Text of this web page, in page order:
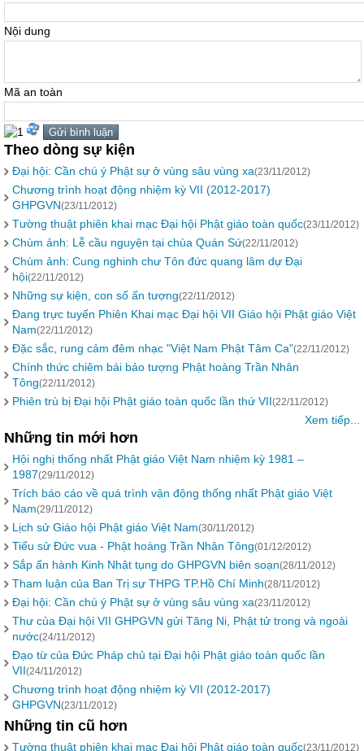
Nội dung
Mã an toàn
Theo dòng sự kiện
Đại hội: Cần chú ý Phật sự ở vùng sâu vùng xa(23/11/2012)
Chương trình hoạt động nhiệm kỳ VII (2012-2017)
GHPGVN(23/11/2012)
Tường thuật phiên khai mạc Đại hội Phật giáo toàn quốc(23/11/2012)
Chùm ảnh: Lễ cầu nguyện tại chùa Quán Sứ(22/11/2012)
Chùm ảnh: Cung nghinh chư Tôn đức quang lâm dự Đại
hội(22/11/2012)
Những sự kiện, con số ấn tượng(22/11/2012)
Đang trực tuyến Phiên Khai mạc Đại hội VII Giáo hội Phật giáo Việt
Nam(22/11/2012)
Đặc sắc, rung cảm đêm nhạc "Việt Nam Phật Tâm Ca"(22/11/2012)
Chính thức chiêm bái bảo tượng Phật hoàng Trần Nhân
Tông(22/11/2012)
Phiên trù bị Đại hội Phật giáo toàn quốc lần thứ VII(22/11/2012)
Xem tiếp...
Những tin mới hơn
Hội nghị thống nhất Phật giáo Việt Nam nhiệm kỳ 1981 –
1987(29/11/2012)
Trích báo cáo về quá trình vận động thống nhất Phật giáo Việt
Nam(29/11/2012)
Lịch sử Giáo hội Phật giáo Việt Nam(30/11/2012)
Tiểu sử Đức vua - Phật hoàng Trần Nhân Tông(01/12/2012)
Sắp ấn hành Kinh Nhật tụng do GHPGVN biên soạn(28/11/2012)
Tham luận của Ban Trị sự THPG TP.Hồ Chí Minh(28/11/2012)
Đại hội: Cần chú ý Phật sự ở vùng sâu vùng xa(23/11/2012)
Thư của Đại hội VII GHPGVN gửi Tăng Ni, Phật tử trong và ngoài
nước(24/11/2012)
Đạo từ của Đức Pháp chủ tại Đại hội Phật giáo toàn quốc lần
VII(24/11/2012)
Chương trình hoạt động nhiệm kỳ VII (2012-2017)
GHPGVN(23/11/2012)
Những tin cũ hơn
Tường thuật phiên khai mạc Đại hội Phật giáo toàn quốc(23/11/2012)